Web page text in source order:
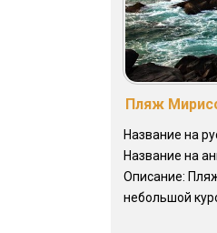
Пляж
Название на
Название на
Описание:
небольшой